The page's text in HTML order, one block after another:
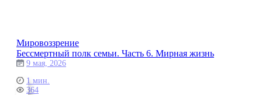
Мировоззрение
Бессмертный полк семьи. Часть 6. Мирная жизнь
9 мая, 2026
1 мин.
364